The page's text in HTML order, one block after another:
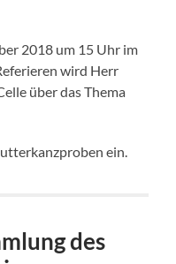
2018 um 15 Uhr im
wird Herr
über das Thema
ein.
des